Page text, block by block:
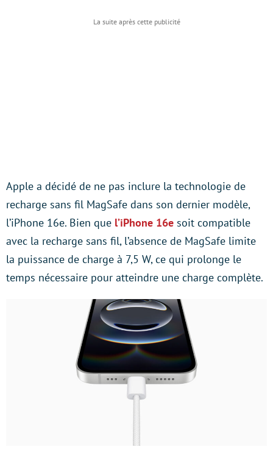
Apple a décidé de ne pas inclure la technologie de
recharge sans fil MagSafe dans son dernier modèle,
l’iPhone 16e. Bien que l’iPhone 16e soit compatible
avec la recharge sans fil, l’absence de MagSafe limite
la puissance de charge à 7,5 W, ce qui prolonge le
temps nécessaire pour atteindre une charge complète.